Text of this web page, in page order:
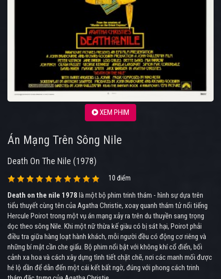
XEM PHIM
Án Mạng Trên Sông Nile
Death On The Nile (1978)
10 điểm
Death on the nile 1978 là một bộ phim trinh thám - hình sự dựa trên
tiểu thuyết cùng tên củaAgatha Christie, xoay quanh thám tử nổi tiếng
Hercule Poirottrong một vụ án mạng xảy ra trên du thuyền sang trọng
dọc theo sông Nile. Khi một nữ thừa kế giàu có bị sát hại, Poirot phải
điều tra giữa hàng loạt hành khách, mỗi người đều có động cơ riêng và
những bí mật cần che giấu. Bộ phim nổi bật với không khí cổ điển, bối
cảnh xa hoa và cách xây dựng tình tiết chặt chẽ, nơi các manh mối được
hé lộ dần để dẫn đến một cái kết bất ngờ, đúng với phong cách trinh